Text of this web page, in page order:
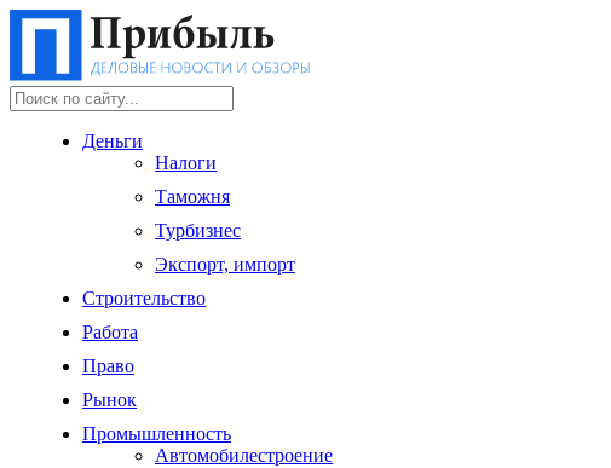
Деньги
Налоги
Таможня
Турбизнес
Экспорт, импорт
Строительство
Работа
Право
Рынок
Промышленность
Автомобилестроение